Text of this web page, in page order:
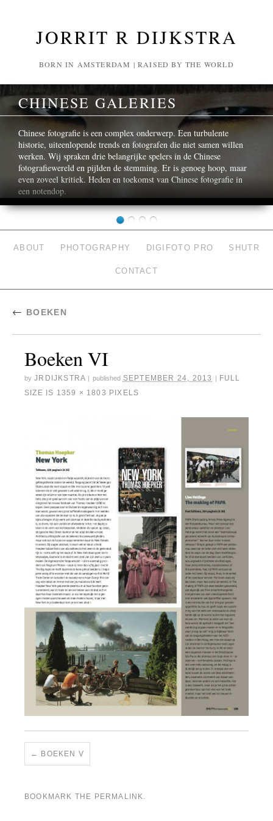
JORRIT R DIJKSTRA
BORN IN AMSTERDAM | RAISED BY THE WORLD
CHINESE GALERIES
Chinese fotografie is een complex onderwerp. Een turbulente
historie, uiteenlopende trends en fotografen die niet samen willen
werken. Wij spraken drie belangrijke spelers in de Chinese
fotografiewereld en pijlden de stemming. Er is genoeg hoop, maar
even zoveel kritiek. Heden en toekomst van Chinese fotografie in
een notendop.
ABOUT PHOTOGRAPHY DIGIFOTO PRO SHUTR
CONTACT
← BOEKEN
Boeken VI
by JRDIJKSTRA | published SEPTEMBER 24, 2013 | FULL
SIZE IS 1359 × 1803 PIXELS
BOEKEN V
BOOKMARK THE PERMALINK